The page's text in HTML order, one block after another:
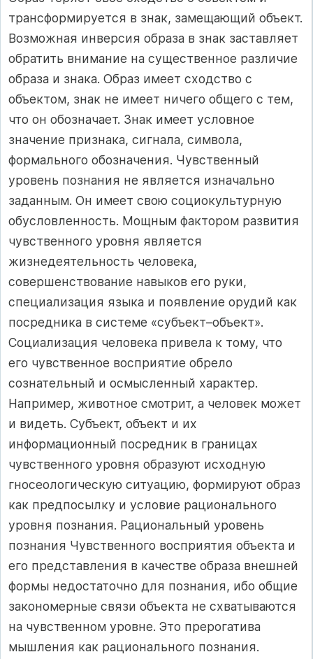
трансформируется в знак, замещающий объект.
Возможная инверсия образа в знак заставляет
обратить внимание на существенное различие
образа и знака. Образ имеет сходство с
объектом, знак не имеет ничего общего с тем,
что он обозначает. Знак имеет условное
значение признака, сигнала, символа,
формального обозначения. Чувственный
уровень познания не является изначально
заданным. Он имеет свою социокультурную
обусловленность. Мощным фактором развития
чувственного уровня является
жизнедеятельность человека,
совершенствование навыков его руки,
специализация языка и появление орудий как
посредника в системе «субъект–объект».
Социализация человека привела к тому, что
его чувственное восприятие обрело
сознательный и осмысленный характер.
Например, животное смотрит, а человек может
и видеть. Субъект, объект и их
информационный посредник в границах
чувственного уровня образуют исходную
гносеологическую ситуацию, формируют образ
как предпосылку и условие рационального
уровня познания. Рациональный уровень
познания Чувственного восприятия объекта и
его представления в качестве образа внешней
формы недостаточно для познания, ибо общие
закономерные связи объекта не схватываются
на чувственном уровне. Это прерогатива
мышления как рационального познания.